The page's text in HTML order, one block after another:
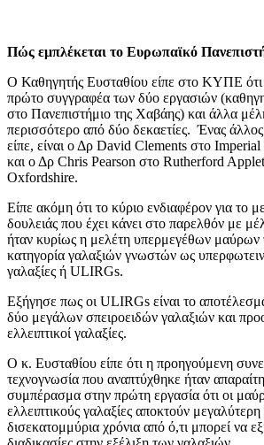
Πώς εμπλέκεται το Ευρωπαϊκό
Ο Καθηγητής Ευσταθίου είπε στο ΚΥΠΕ ότι
πρώτο συγγραφέα των δύο εργασιών
στο Πανεπιστήμιο της Χαβάης) και άλλα
περισσότερο από δύο δεκαετίες. Ένας
είπε, είναι ο Δρ David Clements στο
και ο Δρ Chris Pearson στο Rutherford
Oxfordshire.
Είπε ακόμη ότι το κύριο ενδιαφέρον για το
δουλειάς που έχει κάνει στο παρελθόν με
ήταν κυρίως η μελέτη υπερμεγέθων μαύρων
κατηγορία γαλαξιών γνωστών ως
γαλαξίες ή ULIRGs.
Εξήγησε πως οι ULIRGs είναι το
δύο μεγάλων σπειροειδών γαλαξιών και
ελλειπτικοί γαλαξίες.
Ο κ. Ευσταθίου είπε ότι η προηγούμενη
τεχνογνωσία που αναπτύχθηκε ήταν
συμπέρασμα στην πρώτη εργασία ότι οι
ελλειπτικούς γαλαξίες αποκτούν
δισεκατομμύρια χρόνια από ό,τι μπορεί να